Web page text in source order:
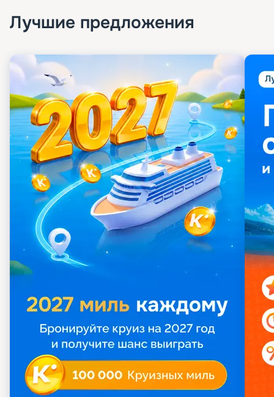
Лучшие предложения